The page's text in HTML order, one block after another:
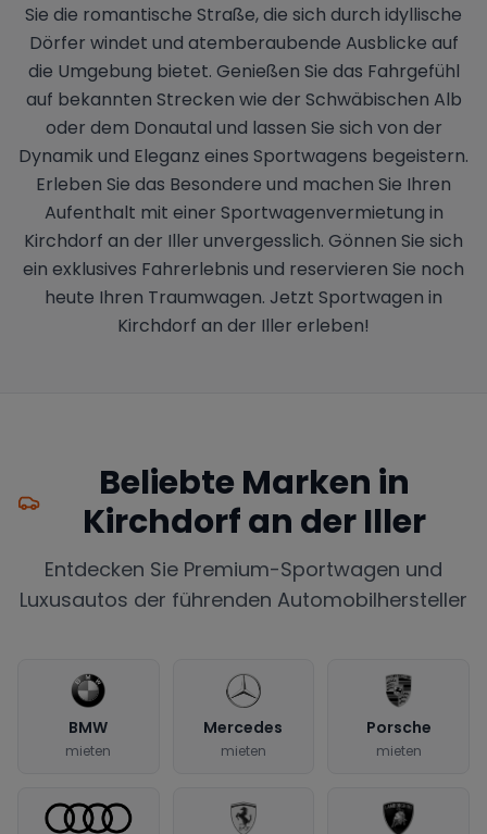
Sie die romantische Straße, die sich durch idyllische
Dörfer windet und atemberaubende Ausblicke auf
die Umgebung bietet. Genießen Sie das Fahrgefühl
auf bekannten Strecken wie der Schwäbischen Alb
oder dem Donautal und lassen Sie sich von der
Dynamik und Eleganz eines Sportwagens begeistern.
Erleben Sie das Besondere und machen Sie Ihren
Aufenthalt mit einer Sportwagenvermietung in
Kirchdorf an der Iller unvergesslich. Gönnen Sie sich
ein exklusives Fahrerlebnis und reservieren Sie noch
heute Ihren Traumwagen. Jetzt Sportwagen in
Kirchdorf an der Iller erleben!
Beliebte Marken in
Kirchdorf an der Iller
Entdecken Sie Premium-Sportwagen und
Luxusautos der führenden Automobilhersteller
BMW
mieten
Mercedes
mieten
Porsche
mieten